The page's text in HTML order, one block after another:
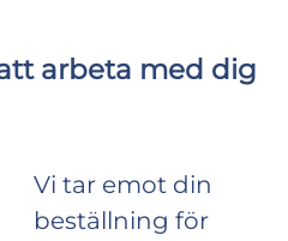
arbeta med dig
Vi tar emot din
beställning för